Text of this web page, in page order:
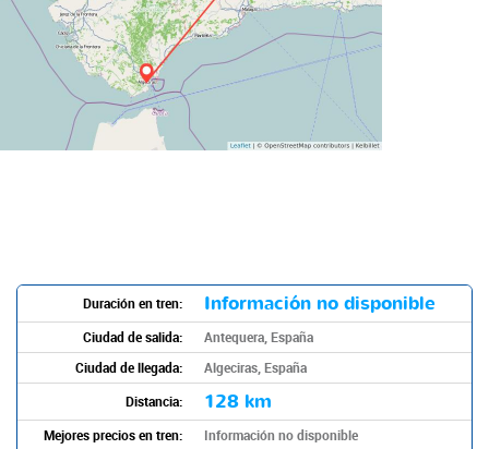
Duración en tren: Información no disponible
Ciudad de salida:
Antequera, España
Ciudad de llegada:
Algeciras, España
Distancia:
128 km
Mejores precios en tren: Información no disponible